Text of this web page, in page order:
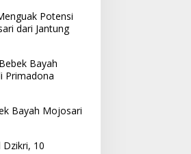
Potensi
dari Jantung
Bayah
Primadona
Bayah Mojosari
10